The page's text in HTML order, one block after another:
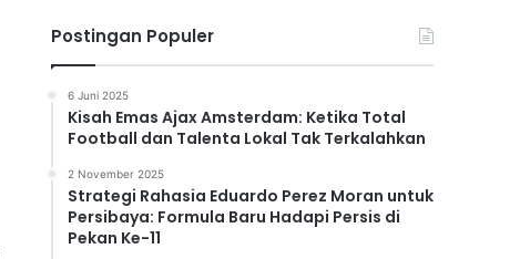
Postingan Populer
6 Juni 2025
Kisah Emas Ajax Amsterdam: Ketika Total
Football dan Talenta Lokal Tak Terkalahkan
2 November 2025
Strategi Rahasia Eduardo Perez Moran untuk
Persibaya: Formula Baru Hadapi Persis di
Pekan Ke-11